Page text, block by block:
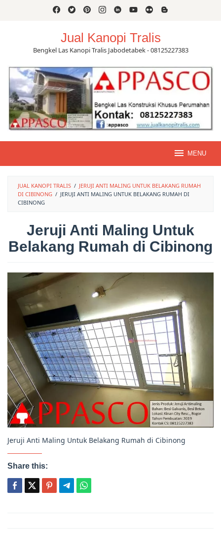
Jual Kanopi Tralis
Bengkel Las Kanopi Tralis Jabodetabek - 08125227383
MENU
JUAL KANOPI TRALIS / JERUJI ANTI MALING UNTUK BELAKANG RUMAH
DI CIBINONG / JERUJI ANTI MALING UNTUK BELAKANG RUMAH DI
CIBINONG
Jeruji Anti Maling Untuk
Belakang Rumah di Cibinong
Jeruji Anti Maling Untuk Belakang Rumah di Cibinong
Share this: